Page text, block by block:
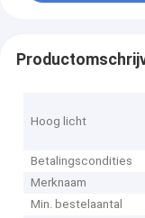
Hoog licht
Betalingscondities
Merknaam
Min. bestelaantal